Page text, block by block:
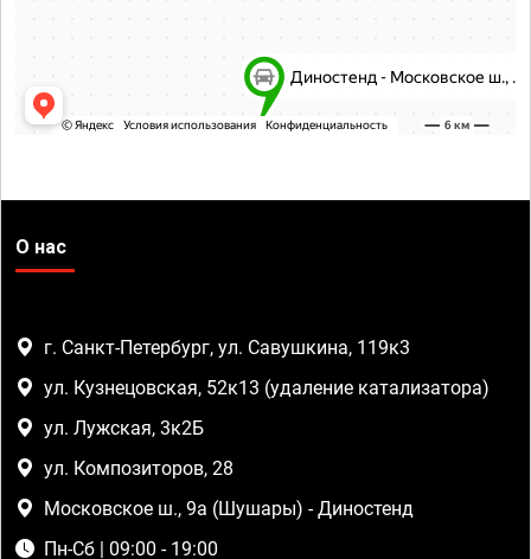
О нас
г. Санкт-Петербург, ул. Савушкина, 119к3
ул. Кузнецовская, 52к13 (удаление катализатора)
ул. Лужская, 3к2Б
ул. Композиторов, 28
Московское ш., 9а (Шушары) - Диностенд
Пн-Сб | 09:00 - 19:00